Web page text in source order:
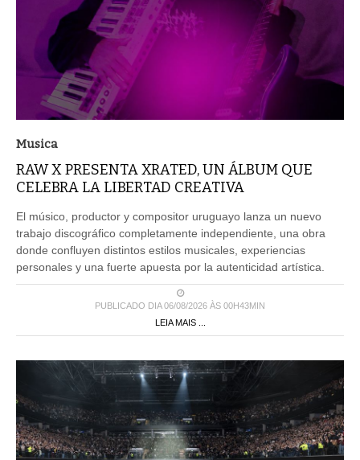
Musica
RAW X PRESENTA XRATED, UN ÁLBUM QUE
CELEBRA LA LIBERTAD CREATIVA
El músico, productor y compositor uruguayo lanza un nuevo
trabajo discográfico completamente independiente, una obra
donde confluyen distintos estilos musicales, experiencias
personales y una fuerte apuesta por la autenticidad artística.
PUBLICADO DIA 06/08/2026 ÀS 00H43MIN
LEIA MAIS ...